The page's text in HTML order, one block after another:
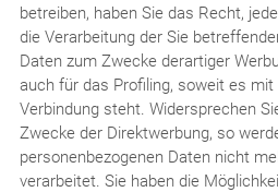
betreiben, haben Sie das Recht,
die Verarbeitung der Sie
Daten zum Zwecke derartiger
auch für das Profiling, soweit es
Verbindung steht. Widersprechen
Zwecke der Direktwerbung, so
personenbezogenen Daten nicht
verarbeitet. Sie haben die